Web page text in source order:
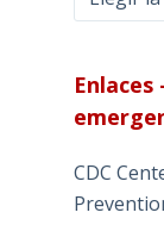
–
categorías
CDC